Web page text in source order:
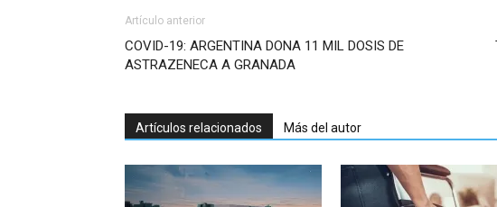
Artículo anterior
COVID-19: ARGENTINA DONA 11 MIL DOSIS DE
ASTRAZENECA A GRANADA
Artículos relacionados Más del autor